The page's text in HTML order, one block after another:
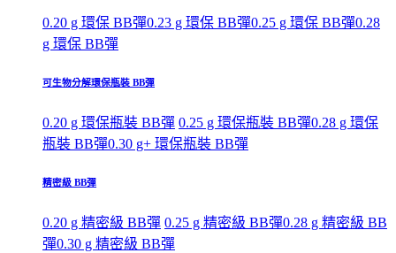
0.20 g 環保 BB彈0.23 g 環保 BB彈0.25 g 環保 BB彈0.28
g 環保 BB彈
可生物分解環保瓶裝 BB彈
0.20 g 環保瓶裝 BB彈 0.25 g 環保瓶裝 BB彈0.28 g 環保
瓶裝 BB彈0.30 g+ 環保瓶裝 BB彈
精密級 BB彈
0.20 g 精密級 BB彈 0.25 g 精密級 BB彈0.28 g 精密級 BB
彈0.30 g 精密級 BB彈